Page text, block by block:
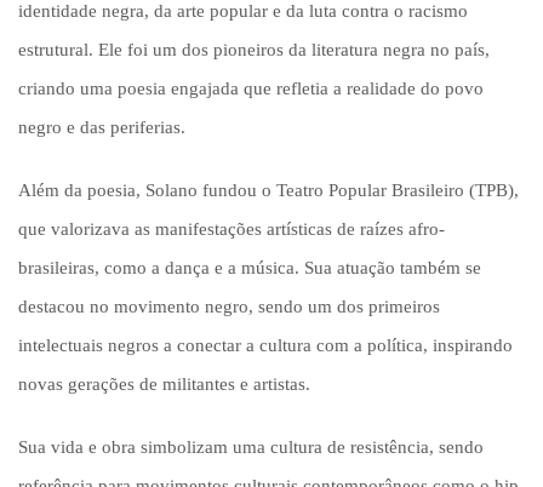
identidade negra, da arte popular e da luta contra o racismo
estrutural. Ele foi um dos pioneiros da literatura negra no país,
criando uma poesia engajada que refletia a realidade do povo
negro e das periferias.
Além da poesia, Solano fundou o Teatro Popular Brasileiro (TPB),
que valorizava as manifestações artísticas de raízes afro-
brasileiras, como a dança e a música. Sua atuação também se
destacou no movimento negro, sendo um dos primeiros
intelectuais negros a conectar a cultura com a política, inspirando
novas gerações de militantes e artistas.
Sua vida e obra simbolizam uma cultura de resistência, sendo